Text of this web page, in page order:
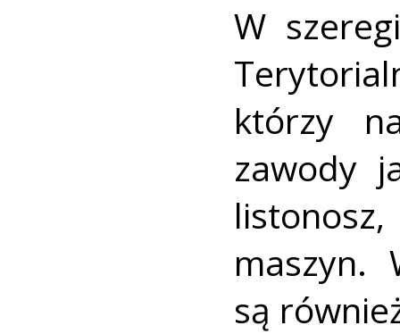
W
którzy
zawody
maszyn.
są